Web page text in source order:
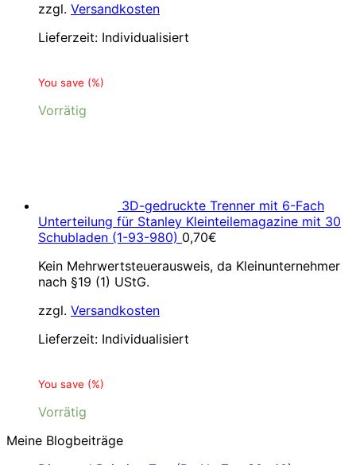
zzgl. Versandkosten
Lieferzeit: Individualisiert
You save (%)
Vorrätig
3D-gedruckte Trenner mit 6-Fach
Unterteilung für Stanley Kleinteilemagazine mit 30
Schubladen (1-93-980) 0,70€
Kein Mehrwertsteuerausweis, da Kleinunternehmer
nach §19 (1) UStG.
zzgl. Versandkosten
Lieferzeit: Individualisiert
You save (%)
Vorrätig
Meine Blogbeiträge